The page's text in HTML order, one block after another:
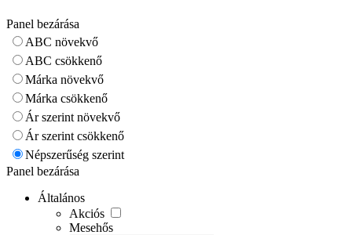
Panel bezárása
ABC növekvő
ABC csökkenő
Márka növekvő
Márka csökkenő
Ár szerint növekvő
Ár szerint csökkenő
Népszerűség szerint
Panel bezárása
Általános
Akciós
Mesehős